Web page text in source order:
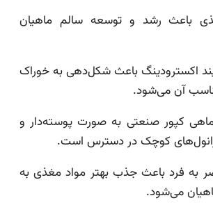
باعث رشد و توسعه سالم ماهیان
اکسترودینگ باعث شکل‌دهی به خوراک
آن می‌شود.
کپور صنعتی به صورت پوسته‌دار و
کوچک در دسترس است.
به فرد باعث جذب بهتر مواد مغذی به
می‌شود.